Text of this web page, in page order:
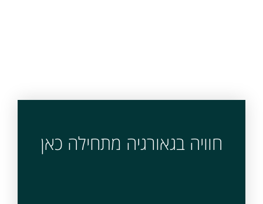
חוויה בגאורגיה מתחילה כאן